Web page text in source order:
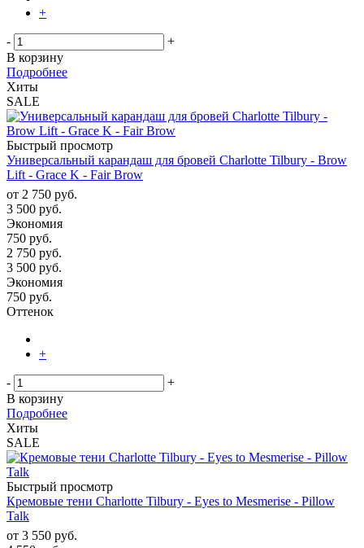
+
-
+
В корзину
Подробнее
Хиты
SALE
Быстрый просмотр
Универсальный карандаш для бровей Charlotte Tilbury - Brow
Lift - Grace K - Fair Brow
от 2 750 руб.
3 500 руб.
Экономия
750 руб.
2 750 руб.
3 500 руб.
Экономия
750 руб.
Оттенок
+
-
+
В корзину
Подробнее
Хиты
SALE
Быстрый просмотр
Кремовые тени Charlotte Tilbury - Eyes to Mesmerise - Pillow
Talk
от 3 550 руб.